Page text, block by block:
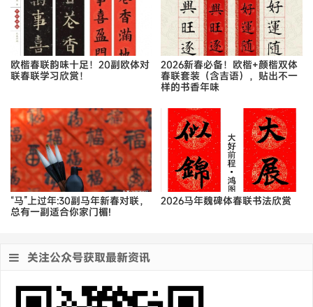
欧楷春联韵味十足！20副欧体对
联春联学习欣赏！
2026新春必备！欧楷+颜楷双体
春联套装（含吉语），贴出不一
样的书香年味
“马”上过年:30副马年新春对联，
总有一副适合你家门楣!
2026马年魏碑体春联书法欣赏
关注公众号获取最新资讯